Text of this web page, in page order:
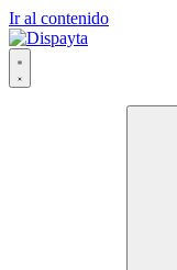
Ir al contenido